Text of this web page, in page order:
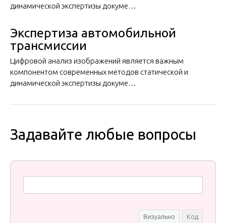
динамической экспертизы докуме…
Экспертиза автомобильной
трансмиссии
Цифровой анализ изображений является важным
компонентом современных методов статической и
динамической экспертизы докуме…
Задавайте любые вопросы
Визуально Код